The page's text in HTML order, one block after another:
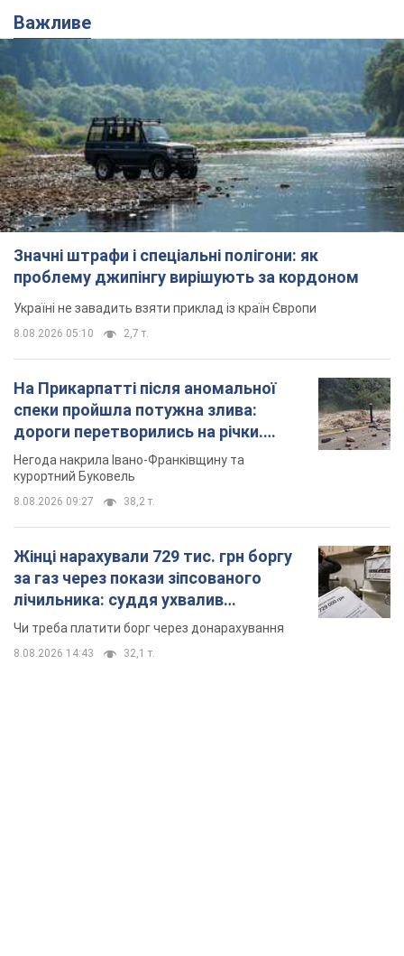
Важливе
Значні штрафи і спеціальні полігони: як
проблему джипінгу вирішують за кордоном
Україні не завадить взяти приклад із країн Європи
8.08.2026 05:10 2,7 т.
На Прикарпатті після аномальної
спеки пройшла потужна злива:
дороги перетворились на річки.
Відео
Негода накрила Івано-Франківщину та
курортний Буковель
8.08.2026 09:27 38,2 т.
Жінці нарахували 729 тис. грн боргу
за газ через покази зіпсованого
лічильника: суддя ухвалив
неочікуване рішення
Чи треба платити борг через донарахування
8.08.2026 14:43 32,1 т.